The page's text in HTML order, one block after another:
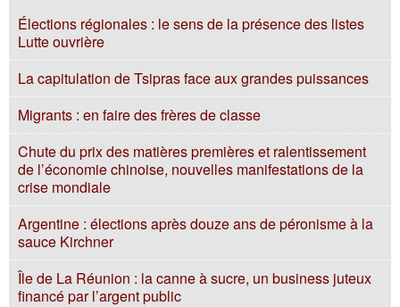
Élections régionales : le sens de la présence des listes
Lutte ouvrière
La capitulation de Tsipras face aux grandes puissances
Migrants : en faire des frères de classe
Chute du prix des matières premières et ralentissement
de l’économie chinoise, nouvelles manifestations de la
crise mondiale
Argentine : élections après douze ans de péronisme à la
sauce Kirchner
Île de La Réunion : la canne à sucre, un business juteux
financé par l’argent public